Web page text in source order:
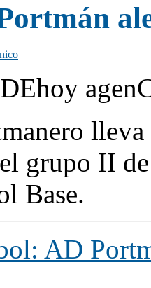
grupo II
Base.
AD